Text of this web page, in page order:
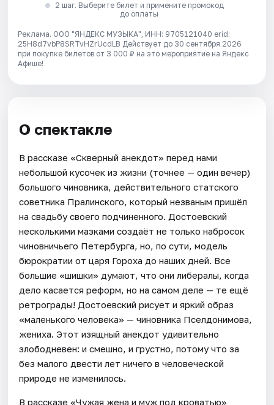
2 шаг. Выберите билет и примените промокод
до оплаты
Реклама. ООО "ЯНДЕКС МУЗЫКА", ИНН: 9705121040 erid:
25H8d7vbP8SRTvHZrUcdLB Действует до 30 сентября 2026
при покупке билетов от 3 000 ₽ на это мероприятие на Яндекс
Афише!
О спектакле
В рассказе «Скверный анекдот» перед нами
небольшой кусочек из жизни (точнее — один вечер)
большого чиновника, действительного статского
советника Пралинского, который незваным пришёл
на свадьбу своего подчиненного. Достоевский
несколькими мазками создаёт не только набросок
чиновничьего Петербурга, но, по сути, модель
бюрократии от царя Гороха до наших дней. Все
большие «шишки» думают, что они либералы, когда
дело касается реформ, но на самом деле — те ещё
ретрограды! Достоевский рисует и яркий образ
«маленького человека» — чиновника Пселдонимова,
жениха. Этот изящный анекдот удивительно
злободневен: и смешно, и грустно, потому что за
без малого двести лет ничего в человеческой
природе не изменилось.
В рассказе «Чужая жена и муж под кроватью»